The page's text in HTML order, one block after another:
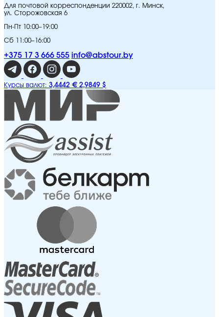
Для почтовой корреспонденции 220002, г. Минск,
ул. Сторожовская 6
Пн-Пт 10:00–19:00
Сб 11:00–16:00
+375 17 3 666 555 info@abstour.by
Курсы валют: 3,4442 € 2,9849 $